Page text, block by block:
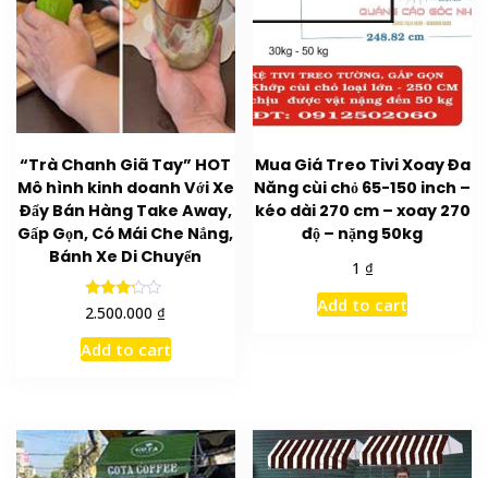
“Trà Chanh Giã Tay” HOT
Mô hình kinh doanh Với Xe
Đẩy Bán Hàng Take Away,
Gấp Gọn, Có Mái Che Nắng,
Bánh Xe Di Chuyển
Rated
3.00
out of
5
2.500.000 ₫
Add to cart
Mua Giá Treo Tivi Xoay Đa
Năng cùi chỏ 65-150 inch –
kéo dài 270 cm – xoay 270
độ – nặng 50kg
1 ₫
Add to cart